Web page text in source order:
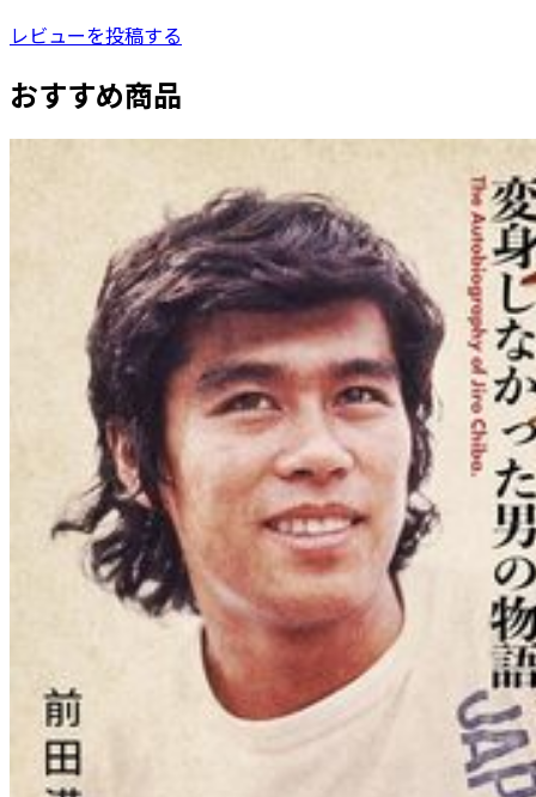
レビューを投稿する
おすすめ商品